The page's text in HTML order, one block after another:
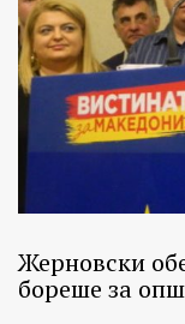
Жерновски
бореше за